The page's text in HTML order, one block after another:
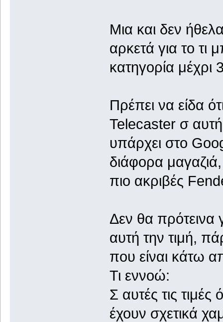
Μια και δεν
αρκετά για το
κατηγορία μέχρι
Πρέπει να είδα
Telecaster σ αυτή
υπάρχει στο
διάφορα
πιο ακριβές
Δεν θα πρότεινα
αυτή την τιμή,
που είναι κάτω
Τι εννοώ:
Σ αυτές τις
έχουν σχετικά